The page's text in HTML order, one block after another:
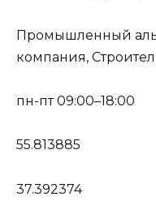
Промышленный
компания,
пн-пт 09:00–18:00
55.813885
37.392374